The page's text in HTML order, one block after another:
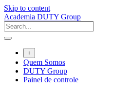
Skip to content
Academia DUTY Group
+
Quem Somos
DUTY Group
Painel de controle